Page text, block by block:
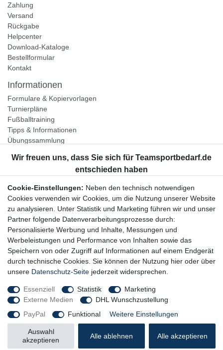
Zahlung
Versand
Rückgabe
Helpcenter
Download-Kataloge
Bestellformular
Kontakt
Informationen
Formulare & Kopiervorlagen
Turnierpläne
Fußballtraining
Tipps & Informationen
Übungssammlung
Unternehmen
Widerrufsrecht
Bestellung widerrufen
Datenschutzerklärung
AGB
Impressum
Newsletter
Newsletter-Anmeldung
© Copyright 2026 Trainingsunterlagen24 GmbH. Alle Rechte vorbehalten.
Cookie-Einstellungen: Neben den technisch notwendigen
Cookies verwenden wir Cookies, um die Nutzung unserer Website
zu analysieren. Unter Statistik und Marketing führen wir und unser
Partner folgende Datenverarbeitungsprozesse durch:
Personalisierte Werbung und Inhalte, Messungen und
Werbeleistungen und Performance von Inhalten sowie das
Speichern von oder Zugriff auf Informationen auf einem Endgerät
durch technische Cookies. Sie können der Nutzung hier oder über
unsere Datenschutz-Seite jederzeit widersprechen.
Essenziell Statistik
Marketing
Externe Medien
DHL Wunschzustellung
PayPal
Funktional Weitere Einstellungen
Alle akzeptieren
Alle ablehnen
Auswahl
akzeptieren